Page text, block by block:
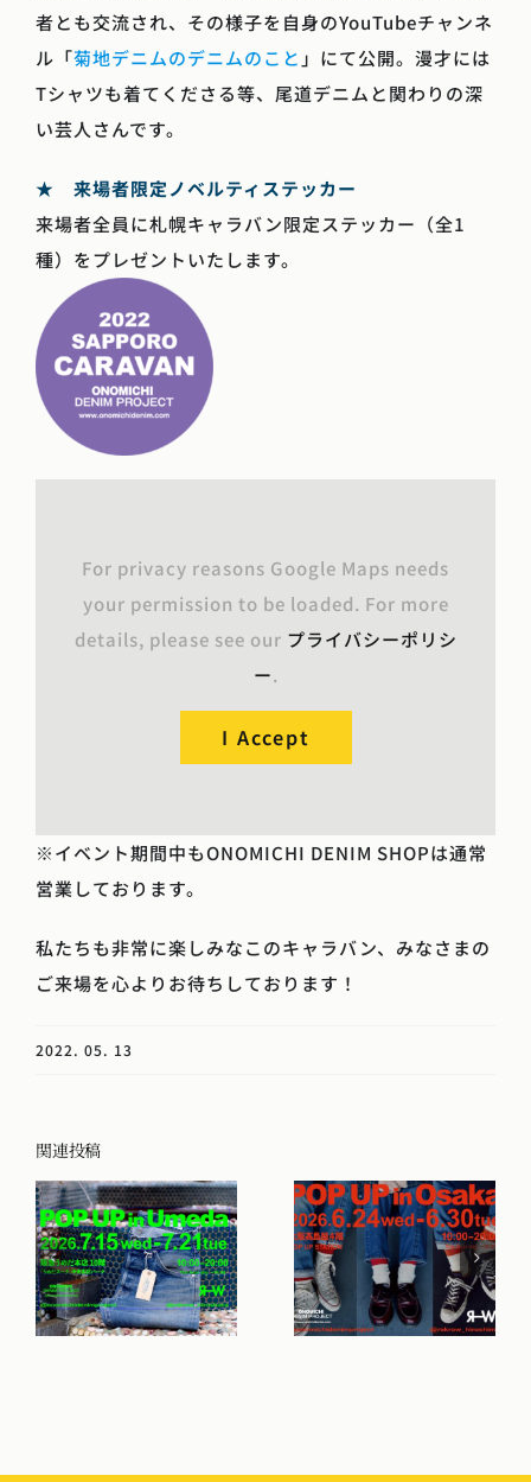
者とも交流され、その様子を自身のYouTubeチャンネ
ル「菊地デニムのデニムのこと 」にて公開。漫才には
Tシャツも着てくださる等、尾道デニムと関わりの深
い芸人さんです。
★ 来場者限定ノベルティステッカー
来場者全員に札幌キャラバン限定ステッカー（全1
種）をプレゼントいたします。
For privacy reasons Google Maps needs
your permission to be loaded. For more
details, please see our プライバシーポリシ
ー.
I Accept
※イベント期間中もONOMICHI DENIM SHOPは通常
営業しております。
私たちも非常に楽しみなこのキャラバン、みなさまの
ご来場を心よりお待ちしております！
2022. 05. 13
関連投稿